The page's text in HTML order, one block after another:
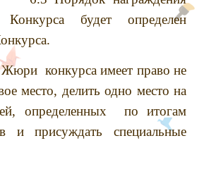
будет определен
конкурса имеет право не
место, делить одно место на
определенных по итогам
и присуждать специальные